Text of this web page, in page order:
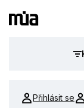
Přihlásit se